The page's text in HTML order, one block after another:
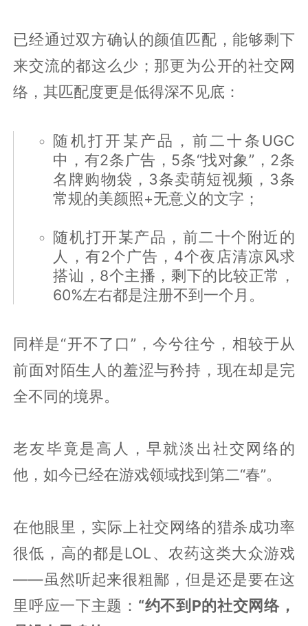
已经通过双方确认的颜值匹配，能够剩下
来交流的都这么少；那更为公开的社交网
络，其匹配度更是低得深不见底：
随机打开某产品，前二十条UGC
中，有2条广告，5条“找对象”，2条
名牌购物袋，3条卖萌短视频，3条
常规的美颜照+无意义的文字；
随机打开某产品，前二十个附近的
人，有2个广告，4个夜店清凉风求
搭讪，8个主播，剩下的比较正常，
60%左右都是注册不到一个月。
同样是“开不了口”，今兮往兮，相较于从
前面对陌生人的羞涩与矜持，现在却是完
全不同的境界。
老友毕竟是高人，早就淡出社交网络的
他，如今已经在游戏领域找到第二“春”。
在他眼里，实际上社交网络的猎杀成功率
很低，高的都是LOL、农药这类大众游戏
——虽然听起来很粗鄙，但是还是要在这
里呼应一下主题： “约不到P的社交网络，